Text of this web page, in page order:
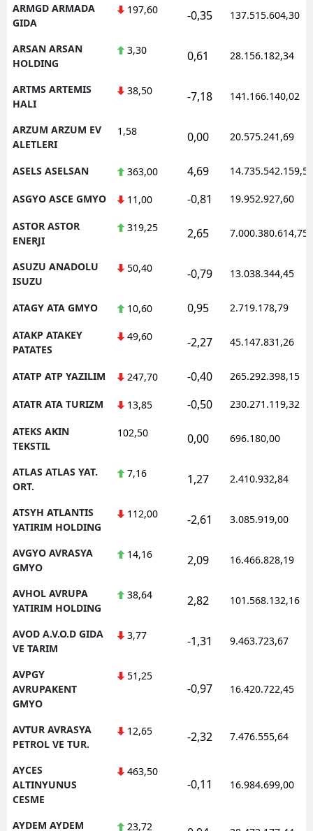
ARMGD ARMADA
GIDA
197,60 -0,35 137.515.604,30
ARSAN ARSAN
HOLDING
3,30 0,61 28.156.182,34
ARTMS ARTEMIS
HALI
38,50 -7,18 141.166.140,02
ARZUM ARZUM EV
ALETLERI
1,58 0,00 20.575.241,69
ASELS ASELSAN 363,00 4,69 14.735.542.159,50
ASGYO ASCE GMYO 11,00 -0,81 19.952.927,60
ASTOR ASTOR
ENERJI
319,25 2,65 7.000.380.614,75
ASUZU ANADOLU
ISUZU
50,40 -0,79 13.038.344,45
ATAGY ATA GMYO 10,60 0,95 2.719.178,79
ATAKP ATAKEY
PATATES
49,60 -2,27 45.147.831,26
ATATP ATP YAZILIM 247,70 -0,40 265.292.398,15
ATATR ATA TURIZM 13,85 -0,50 230.271.119,32
ATEKS AKIN
TEKSTIL
102,50 0,00 696.180,00
ATLAS ATLAS YAT.
ORT.
7,16 1,27 2.410.932,84
ATSYH ATLANTIS
YATIRIM HOLDING
112,00 -2,61 3.085.919,00
AVGYO AVRASYA
GMYO
14,16 2,09 16.466.828,19
AVHOL AVRUPA
YATIRIM HOLDING
38,64 2,82 101.568.132,16
AVOD A.V.O.D GIDA
VE TARIM
3,77 -1,31 9.463.723,67
AVPGY
AVRUPAKENT
GMYO
51,25
-0,97 16.420.722,45
AVTUR AVRASYA
PETROL VE TUR.
12,65 -2,32 7.476.555,64
AYCES
ALTINYUNUS
CESME
463,50
-0,11 16.984.699,00
AYDEM AYDEM 23,72